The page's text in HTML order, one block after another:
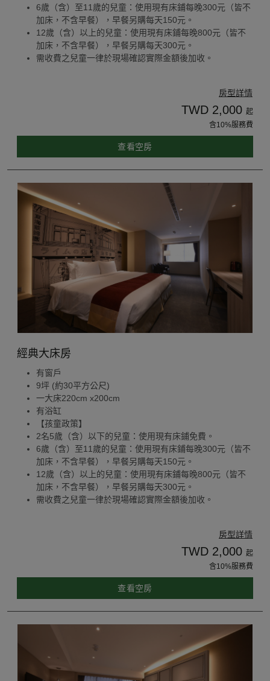
6歲（含）至11歲的兒童：使用現有床鋪每晚300元（皆不
加床，不含早餐），早餐另購每天150元。
12歲（含）以上的兒童：使用現有床鋪每晚800元（皆不
加床，不含早餐），早餐另購每天300元。
需收費之兒童一律於現場確認實際金額後加收。
房型詳情
TWD 2,000 起
含10%服務費
查看空房
經典大床房
有窗戶
9坪 (約30平方公尺)
一大床220cm x200cm
有浴缸
【孩童政策】
2名5歲（含）以下的兒童：使用現有床鋪免費。
6歲（含）至11歲的兒童：使用現有床鋪每晚300元（皆不
加床，不含早餐），早餐另購每天150元。
12歲（含）以上的兒童：使用現有床鋪每晚800元（皆不
加床，不含早餐），早餐另購每天300元。
需收費之兒童一律於現場確認實際金額後加收。
房型詳情
TWD 2,000 起
含10%服務費
查看空房